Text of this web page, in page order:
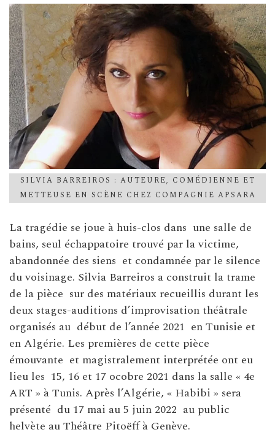
SILVIA BARREIROS : AUTEURE, COMÉDIENNE ET
METTEUSE EN SCÈNE CHEZ COMPAGNIE APSARA
La tragédie se joue à huis-clos dans une salle de
bains, seul échappatoire trouvé par la victime,
abandonnée des siens et condamnée par le silence
du voisinage. Silvia Barreiros a construit la trame
de la pièce sur des matériaux recueillis durant les
deux stages-auditions d’improvisation théâtrale
organisés au début de l’année 2021 en Tunisie et
en Algérie. Les premières de cette pièce
émouvante et magistralement interprétée ont eu
lieu les 15, 16 et 17 ocobre 2021 dans la salle « 4e
ART » à Tunis. Après l’Algérie, « Habibi » sera
présenté du 17 mai au 5 juin 2022 au public
helvète au Théâtre Pitoëff à Genève.